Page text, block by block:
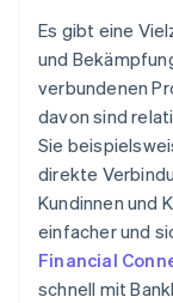
Es gibt eine
und
verbundenen
davon sind
Sie
direkte
Kundinnen und
einfacher und
Financial
schnell mit